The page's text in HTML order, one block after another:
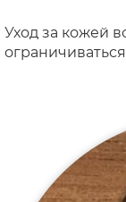
Уход за кожей